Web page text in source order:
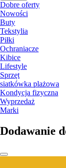
Dobre oferty
Nowości
Buty
Tekstylia
Piłki
Ochraniacze
Kibice
Lifestyle
Sprzęt
siatkówka plażowa
Kondycja fizyczna
Wyprzedaż
Marki
Dodawanie